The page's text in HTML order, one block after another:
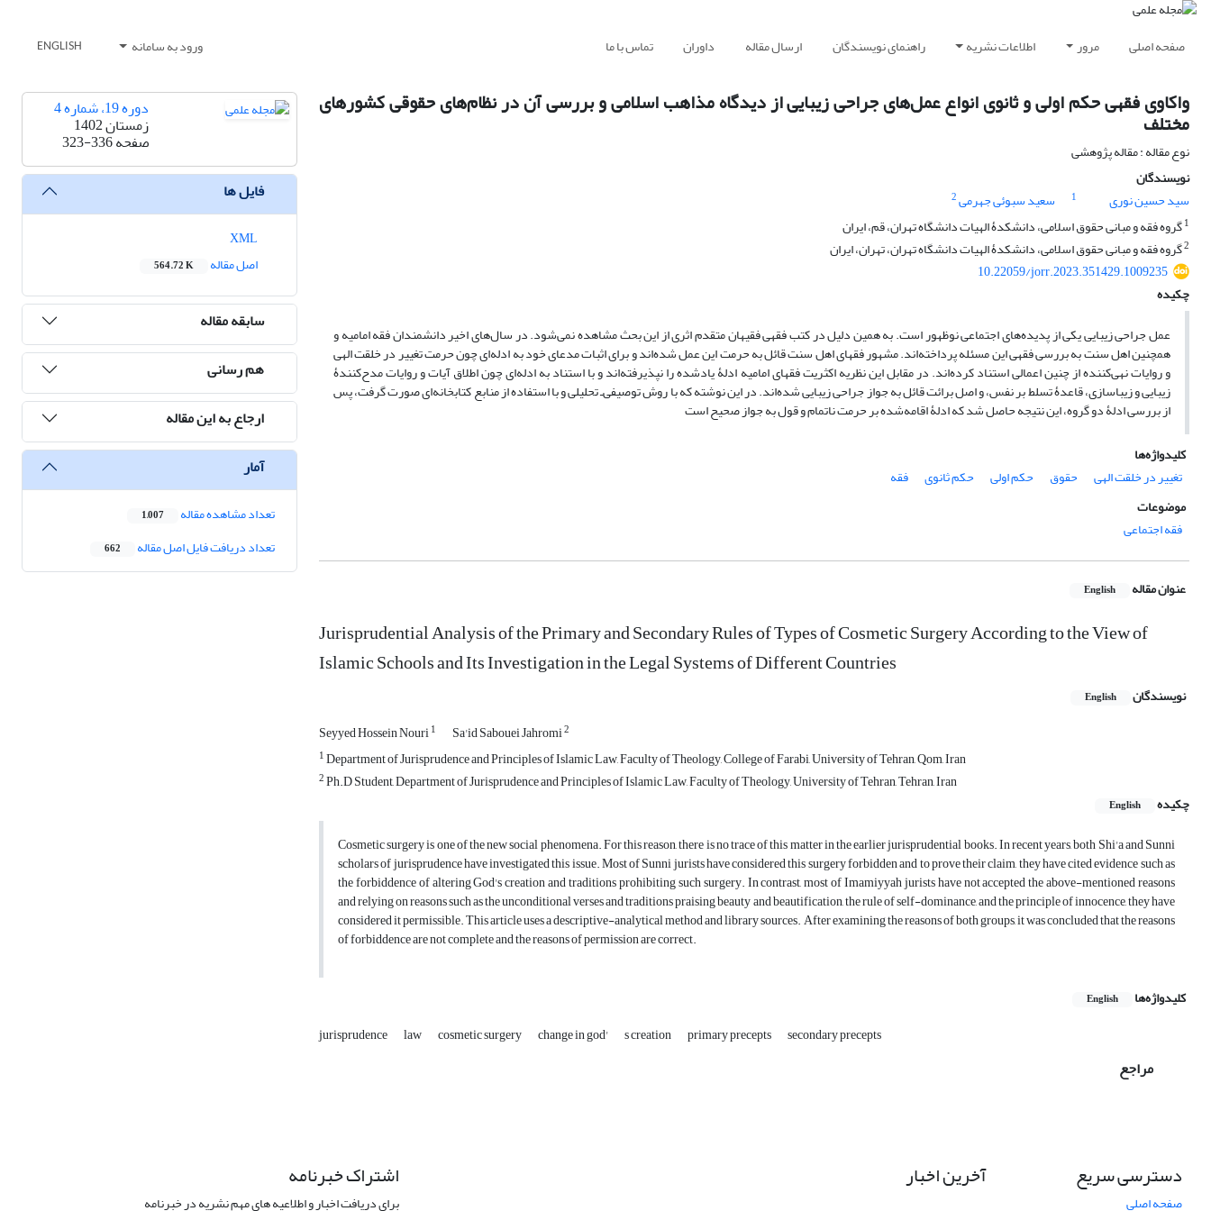
صفحه اصلی مرور اطلاعات نشریه راهنمای نویسندگان ارسال مقاله داوران تماس با ما ورود به سامانه ENGLISH
واکاوی فقهی حکم اولی و ثانوی انواع عمل‌های جراحی زیبایی از دیدگاه مذاهب اسلامی و بررسی آن در نظام‌های حقوقی کشورهای
مختلف
نوع مقاله : مقاله پژوهشی
نویسندگان
سید حسین نوری
1 سعید سبوئی جهرمی2
1گروه فقه و مبانی حقوق اسلامی، دانشکدۀ الهیات دانشگاه تهران، قم، ایران
2گروه فقه و مبانی حقوق اسلامی، دانشکدۀ الهیات دانشگاه تهران، تهران، ایران
10.22059/jorr.2023.351429.1009235
چکیده
عمل جراحی زیبایی یکی از پدیده‌های اجتماعی نوظهور است. به همین دلیل در کتب فقهی فقیهان متقدم اثری از این بحث مشاهده نمی‌شود. در سال‌های اخیر دانشمندان فقه امامیه و
همچنین اهل ‌سنت به بررسی فقهی این مسئله پرداخته‌اند. مشهور فقهای اهل سنت قائل به حرمت این عمل شده‌اند و برای اثبات مدعای خود به ادله‌ای چون حرمت تغییر در خلقت الهی
و روایات نهی‌کننده از چنین اعمالی استناد کرده‌اند. در مقابل این نظریه اکثریت فقهای امامیه ادلۀ یادشده را نپذیرفته‌اند و با استناد به ادله‌ای چون اطلاق آیات و روایات مدح‌کنندۀ
زیبایی و زیباسازی، قاعدۀ تسلط بر نفس، و اصل برائت قائل به جواز جراحی زیبایی شده‌اند. در این نوشته که با روش توصیفی‌ـ تحلیلی و با استفاده از منابع کتابخانه‌ای صورت گرفت، پس
از بررسی ادلۀ دو گروه، این نتیجه حاصل شد که ادلۀ اقامه‌شده بر حرمت ناتمام و قول به جواز صحیح است
کلیدواژه‌ها
تغییر در خلقت الهی
حقوق حکم اولی حکم ثانوی
فقه
موضوعات
فقه اجتماعی
عنوان مقاله English
Jurisprudential Analysis of the Primary and Secondary Rules of Types of Cosmetic Surgery According to the View of
Islamic Schools and Its Investigation in the Legal Systems of Different Countries
نویسندگان English
Seyyed Hossein Nouri1 Sa'id Sabouei Jahromi2
1Department of Jurisprudence and Principles of Islamic Law, Faculty of Theology, College of Farabi, University of Tehran, Qom, Iran
2Ph.D Student, Department of Jurisprudence and Principles of Islamic Law, Faculty of Theology, University of Tehran, Tehran, Iran
چکیده
English
Cosmetic surgery is one of the new social phenomena. For this reason, there is no trace of this matter in the earlier jurisprudential books. In recent years, both Shi'a and Sunni
scholars of jurisprudence have investigated this issue. Most of Sunni jurists have considered this surgery forbidden and to prove their claim, they have cited evidence such as
the forbiddence of altering God's creation and traditions prohibiting such surgery. In contrast, most of Imamiyyah jurists have not accepted the above-mentioned reasons
and relying on reasons such as the unconditional verses and traditions praising beauty and beautification, the rule of self-dominance, and the principle of innocence, they have
considered it permissible. This article uses a descriptive-analytical method and library sources. After examining the reasons of both groups, it was concluded that the reasons
of forbiddence are not complete and the reasons of permission are correct.
کلیدواژه‌ها English
jurisprudence law cosmetic surgery change in god' s creation primary precepts secondary precepts
مراجع
دوره 19، شماره 4
زمستان 1402
صفحه323-336
فایل ها
اصل مقاله
564.72 K
سابقه مقاله
هم رسانی
ارجاع به این مقاله
آمار
تعداد مشاهده مقاله 1,007
تعداد دریافت فایل اصل مقاله 662
دسترسی سریع
صفحه اصلی
آخرین اخبار اشتراک خبرنامه
برای دریافت اخبار و اطلاعیه های مهم نشریه در خبرنامه